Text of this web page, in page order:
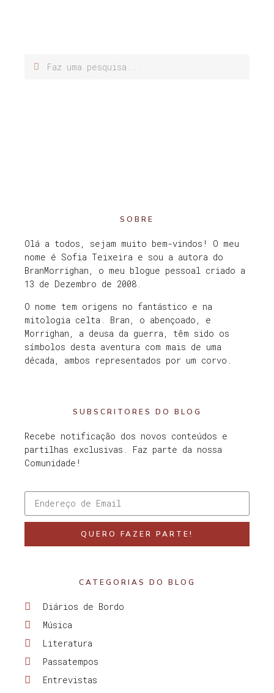
SOBRE
Olá a todos, sejam muito bem-vindos! O meu
nome é Sofia Teixeira e sou a autora do
BranMorrighan, o meu blogue pessoal criado a
13 de Dezembro de 2008.
O nome tem origens no fantástico e na
mitologia celta. Bran, o abençoado, e
Morrighan, a deusa da guerra, têm sido os
símbolos desta aventura com mais de uma
década, ambos representados por um corvo.
SUBSCRITORES DO BLOG
Recebe notificação dos novos conteúdos e
partilhas exclusivas. Faz parte da nossa
Comunidade!
QUERO FAZER PARTE!
CATEGORIAS DO BLOG
Diários de Bordo
Música
Literatura
Passatempos
Entrevistas